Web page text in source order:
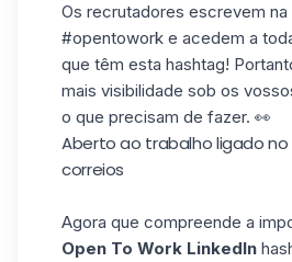
Os recrutadores escrevem na
#opentowork e acedem a
que têm esta hashtag!
mais visibilidade sob os
o que precisam de fazer. 👀
Aberto ao trabalho ligado
correios
Agora que compreende a
Open To Work LinkedIn